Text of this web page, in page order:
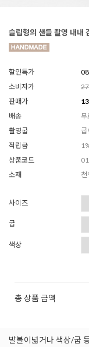
슬립형의 샌들 촬영 내내
할인특가
소비자가
판매가
배송
무
촬영굽
적립금
상품코드
소재
사이즈
굽
색상
총 상품 금액
발볼이넓거나 색상/굽